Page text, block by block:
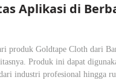
Aplikasi di
produk Goldtape Cloth dari
Produk ini dapat
industri profesional hingga